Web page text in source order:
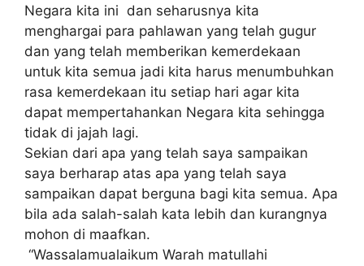
Negara kita ini dan seharusnya kita
menghargai para pahlawan yang telah gugur
dan yang telah memberikan kemerdekaan
untuk kita semua jadi kita harus menumbuhkan
rasa kemerdekaan itu setiap hari agar kita
dapat mempertahankan Negara kita sehingga
tidak di jajah lagi.
Sekian dari apa yang telah saya sampaikan
saya berharap atas apa yang telah saya
sampaikan dapat berguna bagi kita semua. Apa
bila ada salah-salah kata lebih dan kurangnya
mohon di maafkan.
“Wassalamualaikum Warah matullahi